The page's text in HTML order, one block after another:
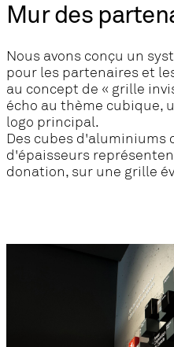
Mur des
Nous avons conçu un
pour les partenaires et
au concept de « grille
écho au thème cubique,
logo principal.
Des cubes
d'épaisseurs
donation, sur une grille